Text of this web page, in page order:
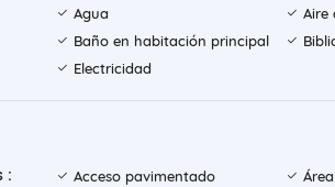
Agua Aire
Baño en habitación principal
Electricidad
: Acceso pavimentado